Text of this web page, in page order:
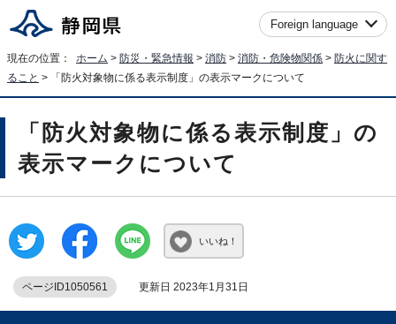
Foreign language
現在の位置： ホーム > 防災・緊急情報 > 消防 > 消防・危険物関係 > 防火に関す
ること > 「防火対象物に係る表示制度」の表示マークについて
「防火対象物に係る表示制度」の
表示マークについて
いいね！
ページID1050561 更新日 2023年1月31日